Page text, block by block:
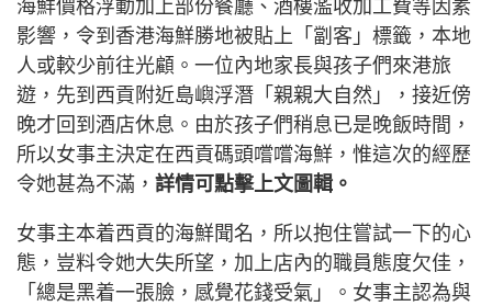
海鮮價格浮動加上部份餐廳、酒樓濫收加工費等因素
影響，令到香港海鮮勝地被貼上「劏客」標籤，本地
人或較少前往光顧。一位內地家長與孩子們來港旅
遊，先到西貢附近島嶼浮潛「親親大自然」，接近傍
晚才回到酒店休息。由於孩子們稍息已是晚飯時間，
所以女事主決定在西貢碼頭嚐嚐海鮮，惟這次的經歷
令她甚為不滿， 詳情可點擊上文圖輯。
女事主本着西貢的海鮮聞名，所以抱住嘗試一下的心
態，豈料令她大失所望，加上店內的職員態度欠佳，
「總是黑着一張臉，感覺花錢受氣」。女事主認為與